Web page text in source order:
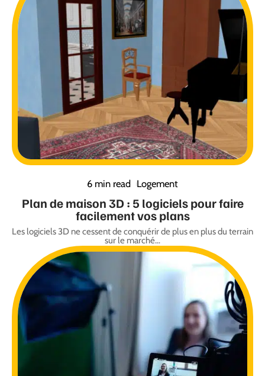
6 min read Logement
Plan de maison 3D : 5 logiciels pour faire
facilement vos plans
Les logiciels 3D ne cessent de conquérir de plus en plus du terrain
sur le marché…